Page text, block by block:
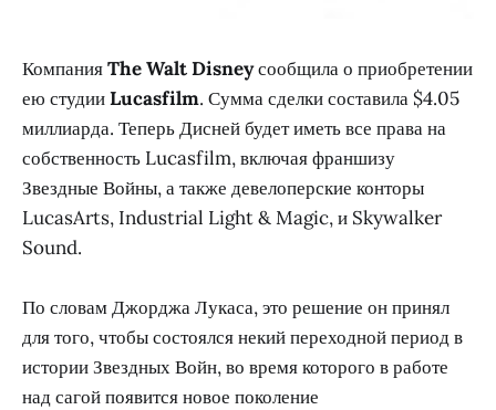
КомпанияThe Walt Disneyсообщила о приобретении
ею студииLucasfilm. Сумма сделки составила $4.05
миллиарда. Теперь Дисней будет иметь все права на
собственность Lucasfilm, включая франшизу
Звездные Войны, а также девелоперские конторы
LucasArts, Industrial Light & Magic, и Skywalker
Sound.
По словам Джорджа Лукаса, это решение он принял
для того, чтобы состоялся некий переходной период в
истории Звездных Войн, во время которого в работе
над сагой появится новое поколение